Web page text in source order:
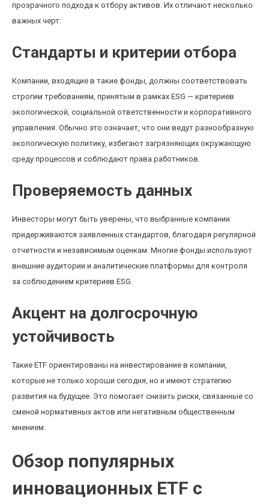
прозрачного подхода к отбору активов. Их отличают несколько
важных черт:
Стандарты и критерии отбора
Компании, входящие в такие фонды, должны соответствовать
строгим требованиям, принятым в рамках ESG — критериев
экологической, социальной ответственности и корпоративного
управления. Обычно это означает, что они ведут разнообразную
экологическую политику, избегают загрязняющих окружающую
среду процессов и соблюдают права работников.
Проверяемость данных
Инвесторы могут быть уверены, что выбранные компании
придерживаются заявленных стандартов, благодаря регулярной
отчетности и независимым оценкам. Многие фонды используют
внешние аудитории и аналитические платформы для контроля
за соблюдением критериев ESG.
Акцент на долгосрочную
устойчивость
Такие ETF ориентированы на инвестирование в компании,
которые не только хороши сегодня, но и имеют стратегию
развития на будущее. Это помогает снизить риски, связанные со
сменой нормативных актов или негативным общественным
мнением.
Обзор популярных
инновационных ETF с